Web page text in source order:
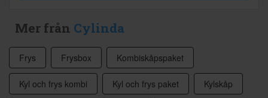
Mer från Cylinda
Frys Frysbox Kombiskåpspaket
Kyl och frys kombi Kyl och frys paket Kylskåp